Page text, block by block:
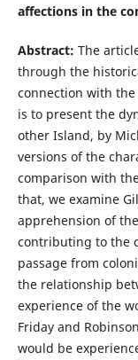
affections in the
Abstract: The
through the
connection with
is to present the
other Island, by
versions of the
comparison with
that, we examine
apprehension of
contributing to the
passage from
the relationship
experience of the
Friday and
would be